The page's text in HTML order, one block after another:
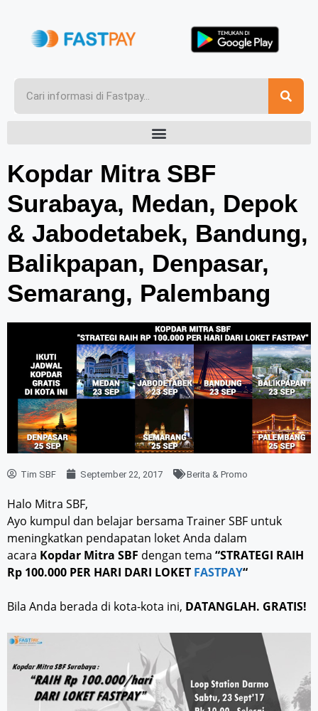
Kopdar Mitra SBF
Surabaya, Medan, Depok
& Jabodetabek, Bandung,
Balikpapan, Denpasar,
Semarang, Palembang
Tim SBF September 22, 2017 Berita & Promo
Halo Mitra SBF,
Ayo kumpul dan belajar bersama Trainer SBF untuk
meningkatkan pendapatan loket Anda dalam
acara Kopdar Mitra SBF dengan tema “STRATEGI RAIH
Rp 100.000 PER HARI DARI LOKET FASTPAY“
Bila Anda berada di kota-kota ini, DATANGLAH. GRATIS!